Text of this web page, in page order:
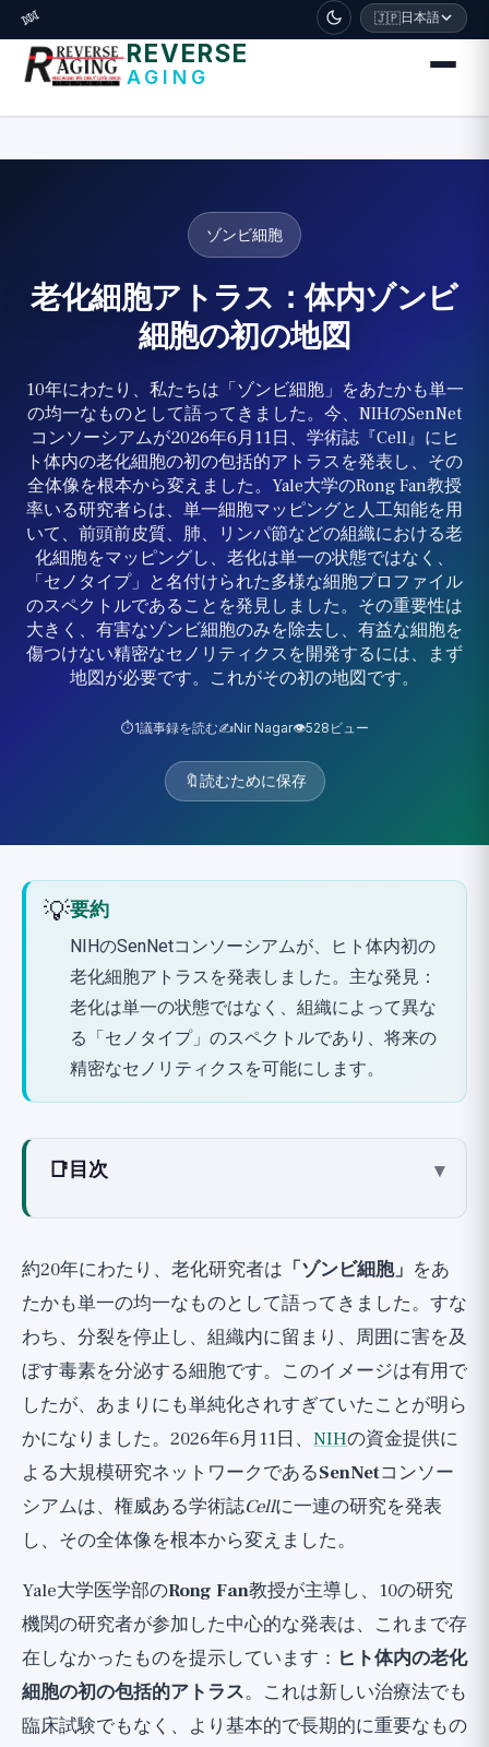
דלג לתוכן הראשי
🧬 🇯🇵日本語
REVERSE
AGING
ゾンビ細胞
老化細胞アトラス：体内ゾンビ
細胞の初の地図
10年にわたり、私たちは「ゾンビ細胞」をあたかも単一
の均一なものとして語ってきました。今、NIHのSenNet
コンソーシアムが2026年6月11日、学術誌『Cell』にヒ
ト体内の老化細胞の初の包括的アトラスを発表し、その
全体像を根本から変えました。Yale大学のRong Fan教授
率いる研究者らは、単一細胞マッピングと人工知能を用
いて、前頭前皮質、肺、リンパ節などの組織における老
化細胞をマッピングし、老化は単一の状態ではなく、
「セノタイプ」と名付けられた多様な細胞プロファイル
のスペクトルであることを発見しました。その重要性は
大きく、有害なゾンビ細胞のみを除去し、有益な細胞を
傷つけない精密なセノリティクスを開発するには、まず
地図が必要です。これがその初の地図です。
⏱️1議事録を読む✍️Nir Nagar👁️528 ビュー
🔖読むために保存
💡要約
NIHのSenNetコンソーシアムが、ヒト体内初の
老化細胞アトラスを発表しました。主な発見：
老化は単一の状態ではなく、組織によって異な
る「セノタイプ」のスペクトルであり、将来の
精密なセノリティクスを可能にします。
📑 目次 ▾
老化細胞の「アトラス」とは何か、なぜ必要
なのか？
主な発見：老化は単一の状態ではなく、スペ
クトルである
証拠：アトラスがすでに明らかにしたこと
発見1：多臓器にわたるマッピング
発見2：稀な細胞を特定するためのAIツール
発見3：加齢性疾患を予測する血液バイオマーカ
これは精密セノリティクスにとって何を意
味するのか？
これはすでに治療法があることを意味する
のか？冷静な見方
これは基礎研究であり、臨床研究ではない
約20年にわたり、老化研究者は 「ゾンビ細胞」 をあ
たかも単一の均一なものとして語ってきました。すな
わち、分裂を停止し、組織内に留まり、周囲に害を及
ぼす毒素を分泌する細胞です。このイメージは有用で
したが、あまりにも単純化されすぎていたことが明ら
かになりました。2026年6月11日、 NIHの資金提供に
よる大規模研究ネットワークであるSenNetコンソー
シアムは、権威ある学術誌Cellに一連の研究を発表
し、その全体像を根本から変えました。
Yale大学医学部のRong Fan教授が主導し、10の研究
機関の研究者が参加した中心的な発表は、これまで存
在しなかったものを提示しています： ヒト体内の老化
細胞の初の包括的アトラス。これは新しい治療法でも
臨床試験でもなく、より基本的で長期的に重要なもの